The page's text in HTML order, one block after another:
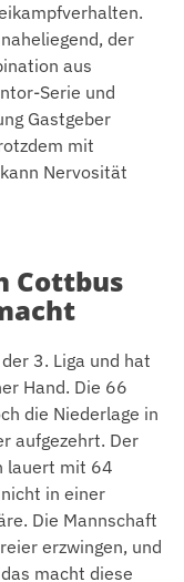
der
aus
Serie und
Gastgeber
mit
Nervosität
Cottbus
3. Liga und hat
Hand. Die 66
die Niederlage in
aufgezehrt. Der
lauert mit 64
in einer
Die Mannschaft
erzwingen, und
macht diese